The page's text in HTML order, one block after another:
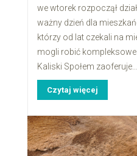
we wtorek rozpoczął
ważny dzień dla
którzy od lat czekali na
mogli robić kompleksowe
Kaliski Społem zaoferuje...
Czytaj więcej